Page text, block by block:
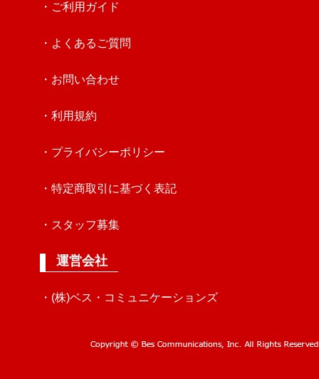
・ご利用ガイド
・よくあるご質問
・お問い合わせ
・利用規約
・プライバシーポリシー
・特定商取引に基づく表記
・スタッフ募集
運営会社
・(株)ベス・コミュニケーションズ